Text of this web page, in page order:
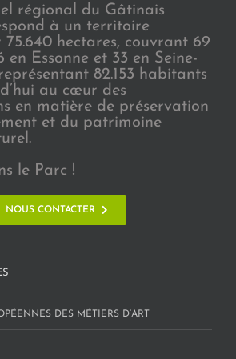
régional du Gâtinais
à un territoire
75.640 hectares, couvrant 69
en Essonne et 33 en Seine-
82.153 habitants
au cœur des
en matière de préservation
et du patrimoine
le Parc !
NOUS CONTACTER
DES MÉTIERS D’ART